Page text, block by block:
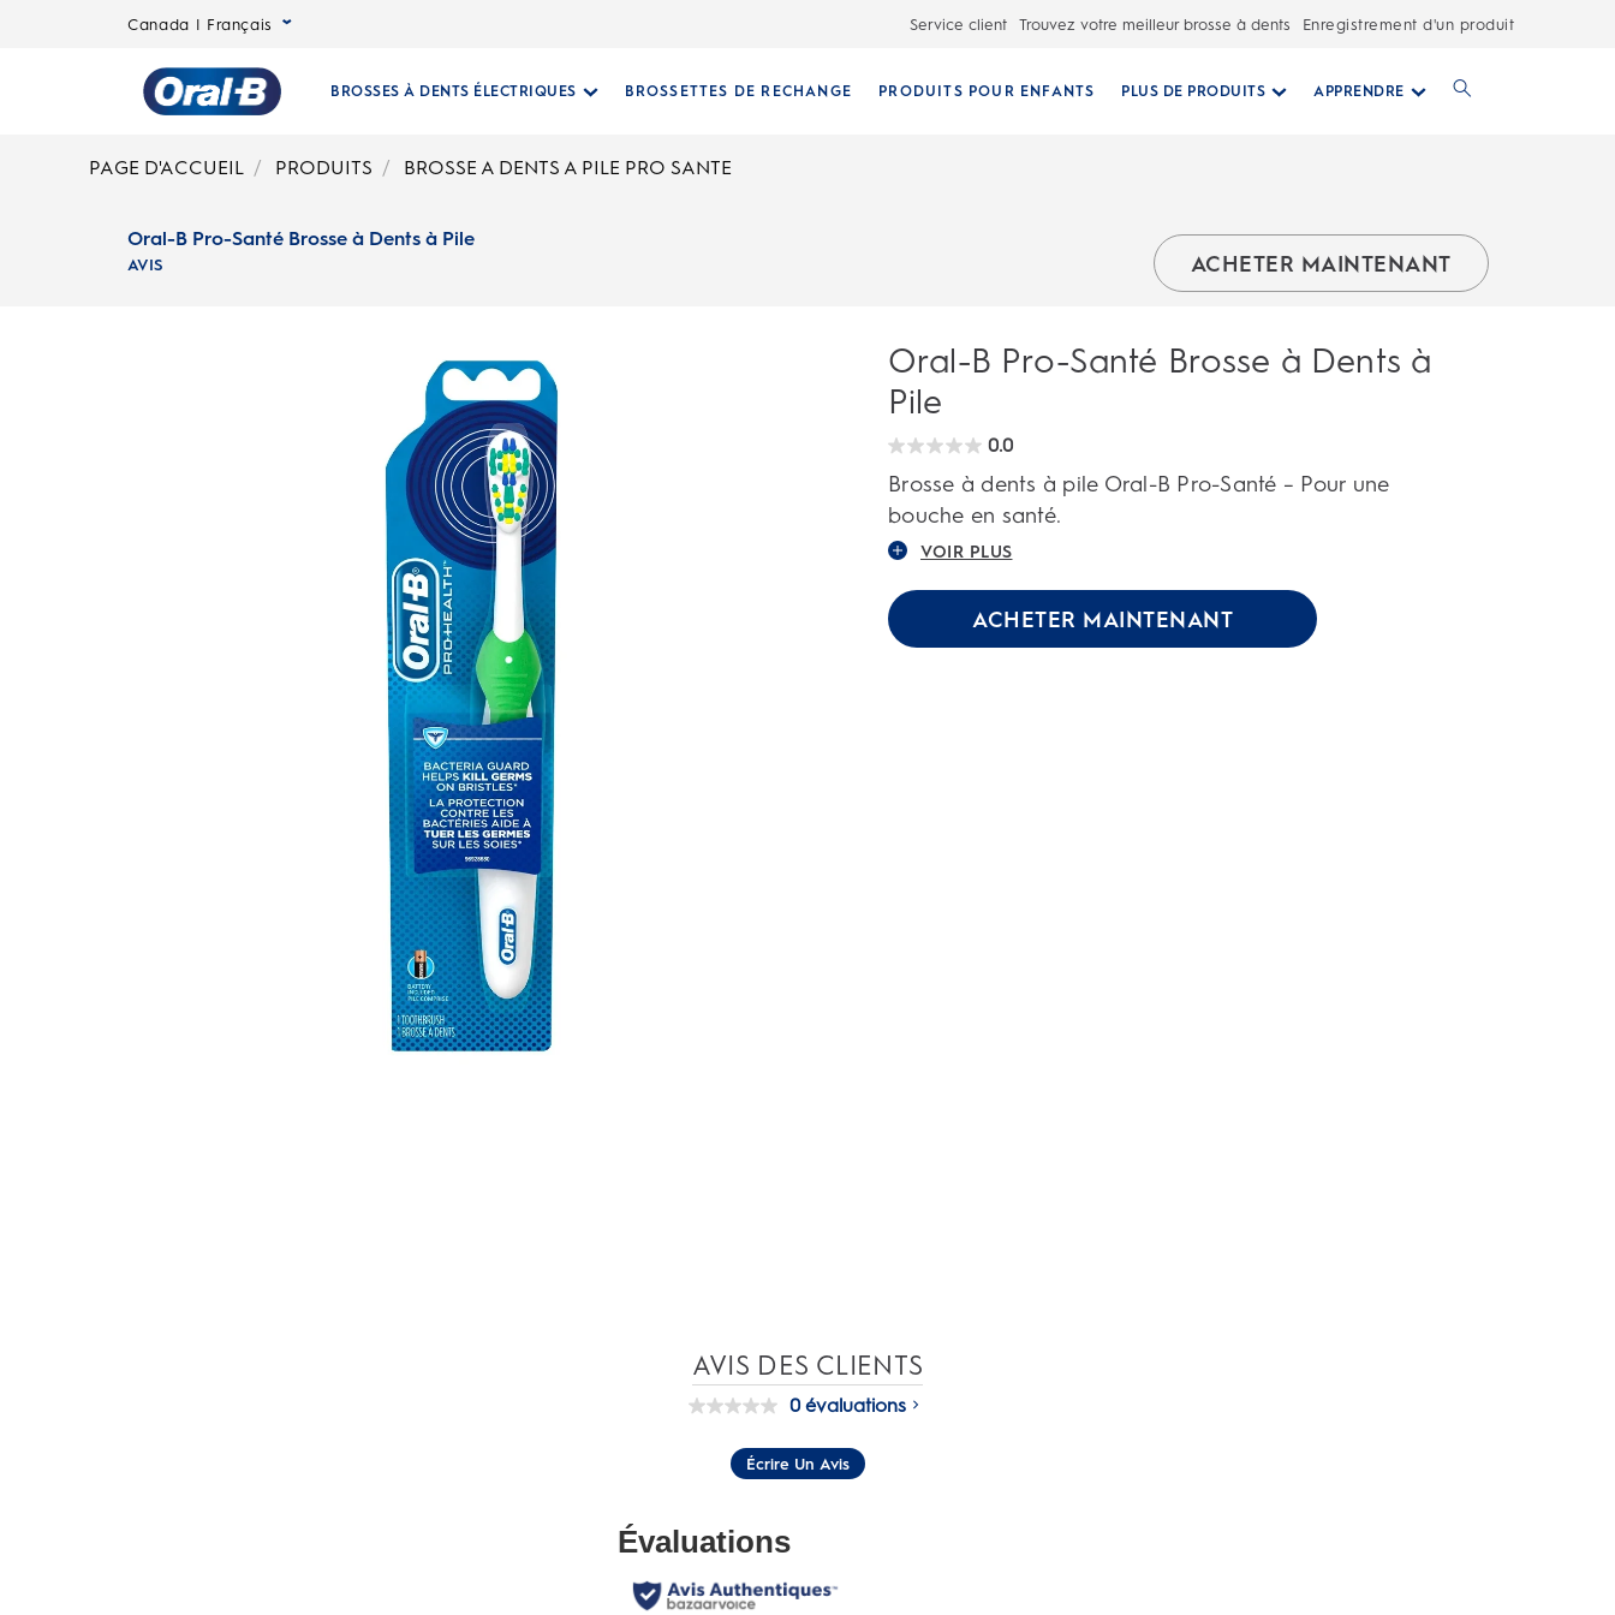
Canada | Français Service client Trouvez votre meilleur brosse à dents Enregistrement d'un produit
Page
d’accueil
BROSSES À DENTS ÉLECTRIQUES BROSSETTES DE RECHANGE PRODUITS POUR ENFANTS PLUS DE PRODUITS APPRENDRE
PAGE D'ACCUEIL PRODUITS BROSSE A DENTS A PILE PRO SANTE
Oral-B Pro-Santé Brosse à Dents à Pile
AVIS ACHETER MAINTENANT
Oral-B Pro-Santé Brosse à Dents à
Pile
0.0
0.0
sur
5.
Brosse à dents à pile Oral-B Pro-Santé – Pour une
bouche en santé.
VOIR PLUS
ACHETER MAINTENANT
AVIS DES CLIENTS
Aucune
pour
ce
la
page.
0 évaluations
Écrire Un Avis